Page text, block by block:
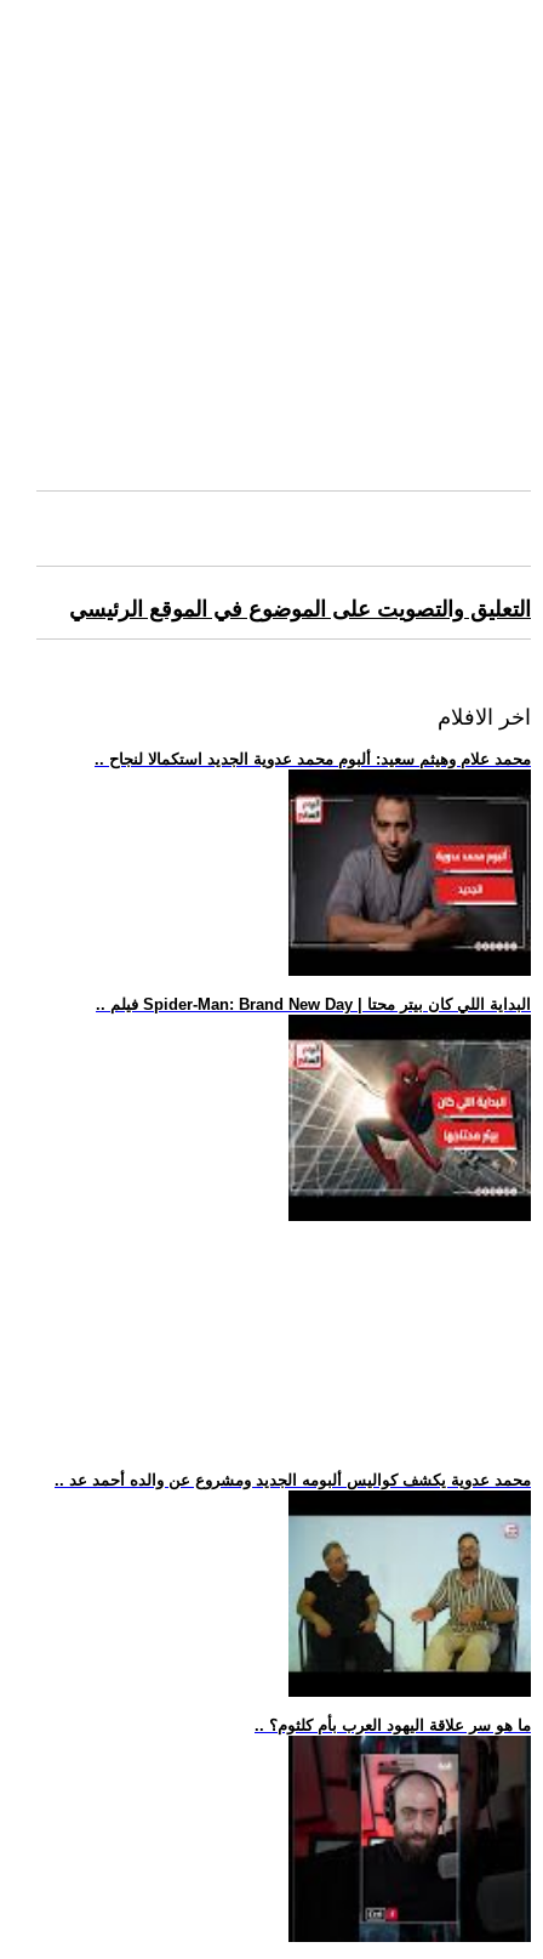
التعليق والتصويت على الموضوع في الموقع الرئيسي
اخر الافلام
.. محمد علام وهيثم سعيد: ألبوم محمد عدوية الجديد استكمالا لنجاح
.. فيلم Spider-Man: Brand New Day | البداية اللي كان بيتر محتا
.. محمد عدوية يكشف كواليس ألبومه الجديد ومشروع عن والده أحمد عد
.. ما هو سر علاقة اليهود العرب بأم كلثوم؟